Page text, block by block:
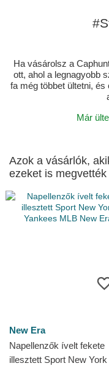
Ha vásárolsz a
ott, ahol a legnagyobb
fa még többet ültetni,
Már
Azok a vásárlók,
ezeket is megvették
New Era
Napellenzők ívelt fekete
illesztett Sport New York